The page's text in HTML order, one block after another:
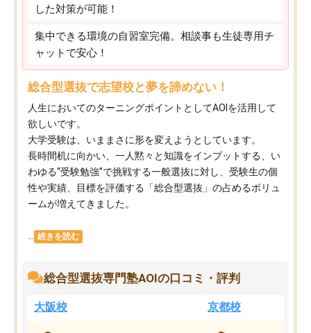
した対策が可能！
集中できる環境の自習室完備。相談事も生徒専用チ
ャットで安心！
総合型選抜で志望校と夢を諦めない！
人生においてのターニングポイントとしてAOIを活用して
欲しいです。
大学受験は、いままさに形を変えようとしています。
長時間机に向かい、一人黙々と知識をインプットする、い
わゆる“受験勉強”で挑戦する一般選抜に対し、受験生の個
性や実績、目標を評価する「総合型選抜」の占めるボリュ
ームが増えてきました。
続きを読む
総合型選抜専門塾AOIの口コミ・評判
大阪校 京都校